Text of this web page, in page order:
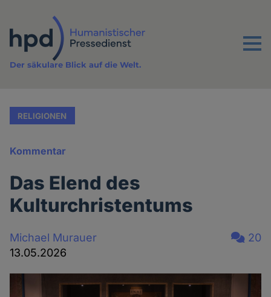
Inhalt
Menu
Der säkulare Blick auf die Welt.
RELIGIONEN
Kommentar
Das Elend des
Kulturchristentums
Michael Murauer
13.05.2026
20